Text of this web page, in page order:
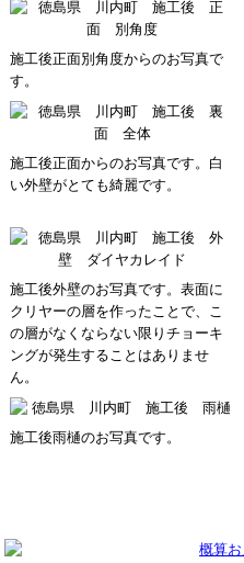
施工後正面別角度からのお写真で
す。
施工後正面からのお写真です。白
い外壁がとても綺麗です。
施工後外壁のお写真です。表面に
クリヤーの層を作ったことで、こ
の層がなくならない限りチョーキ
ングが発生することはありませ
ん。
施工後雨樋のお写真です。